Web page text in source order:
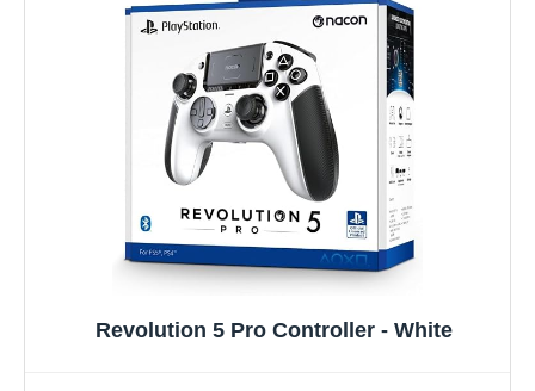
Revolution 5 Pro Controller - White